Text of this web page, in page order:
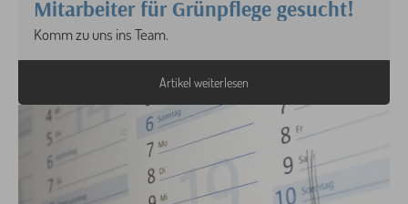
Mitarbeiter für Grünpflege gesucht!
Komm zu uns ins Team.
Artikel weiterlesen